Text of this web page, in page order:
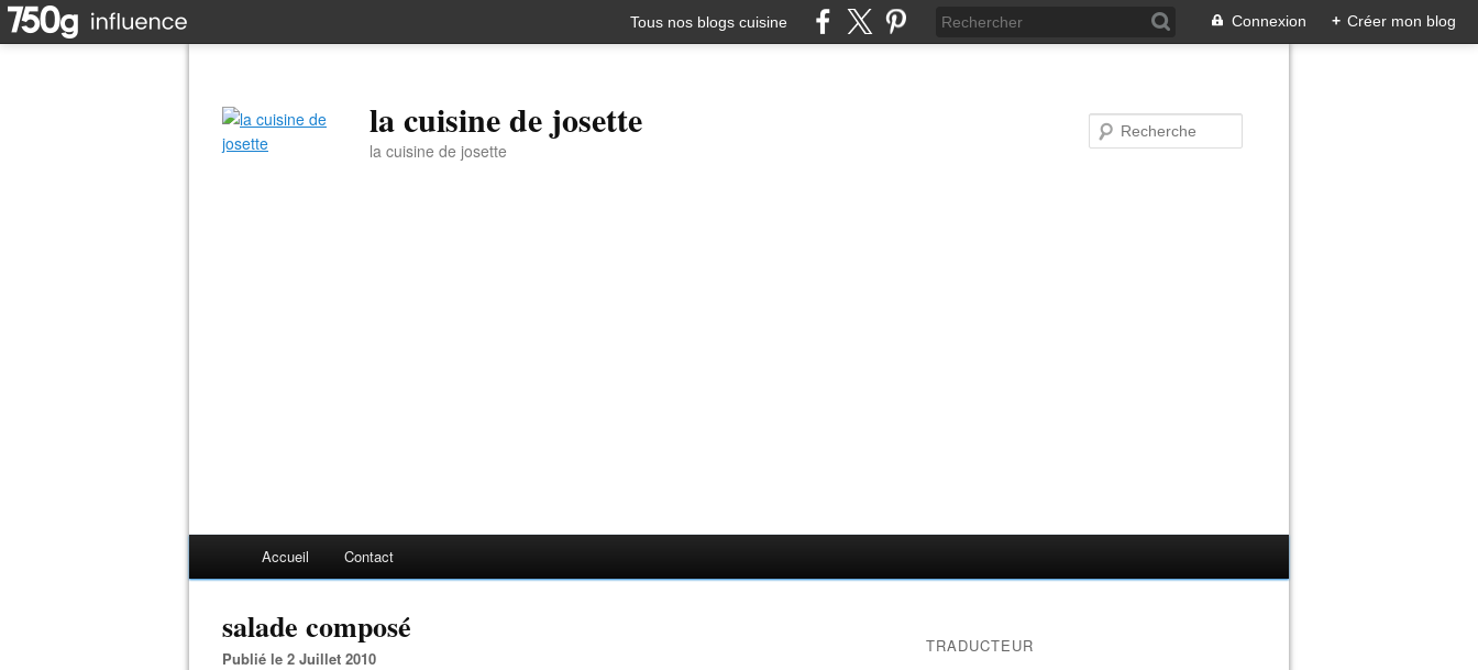
Tous nos blogs cuisine Connexion + Créer mon blog
la cuisine de josette
la cuisine de josette
Accueil Contact
salade composé
Publié le 2 Juillet 2010
TRADUCTEUR